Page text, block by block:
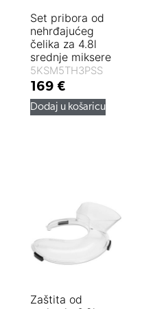
Set pribora od
nehrđajućeg
čelika za 4.8l
srednje miksere
5KSM5TH3PSS
169 €
Dodaj u košaricu
Zaštita od